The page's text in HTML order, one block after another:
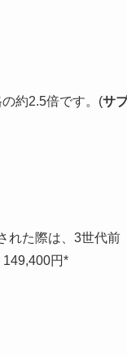
約2.5倍です。(サ
れた際は、3世代前
円*